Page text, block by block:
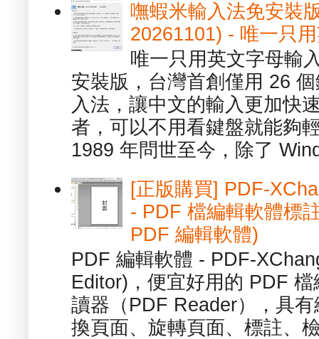
嘸蝦米輸入法免安裝
20261101) - 唯一只
唯一只用英文字母輸
安裝版，台灣首創僅用 26
入法，讓中文的輸入更加快
者，可以不用看鍵盤就能夠
1989 年問世至今，除了
[正版購買] PDF-
- PDF 檔編輯軟體標
PDF 編輯軟體)
PDF 編輯軟體 - PDF-
Editor)，便宜好用的 PDF
讀器（PDF Reader），具
換頁面、旋轉頁面、標註、